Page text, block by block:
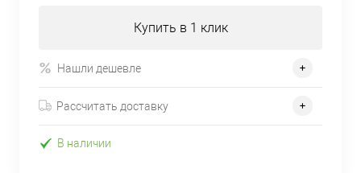
Купить в 1 клик
Нашли дешевле
Рассчитать доставку
В наличии